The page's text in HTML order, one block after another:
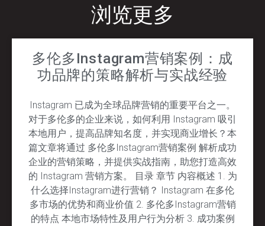
浏览更多
多伦多Instagram营销案例：成
功品牌的策略解析与实战经验
Instagram 已成为全球品牌营销的重要平台之一。
对于多伦多的企业来说，如何利用 Instagram 吸引
本地用户，提高品牌知名度，并实现商业增长？本
篇文章将通过 多伦多Instagram营销案例 解析成功
企业的营销策略，并提供实战指南，助您打造高效
的 Instagram 营销方案。 目录 章节 内容概述 1. 为
什么选择Instagram进行营销？ Instagram 在多伦
多市场的优势和商业价值 2. 多伦多Instagram营销
的特点 本地市场特性及用户行为分析 3. 成功案例